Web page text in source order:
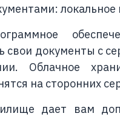
свои документы с
Облачное
на сторонних
дает вам